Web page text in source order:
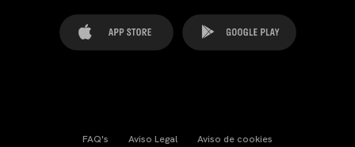
FAQ's Aviso Legal Aviso de cookies